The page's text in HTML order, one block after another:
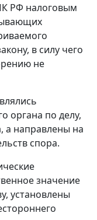
РФ налоговым
в силу чего
не
органа по делу,
а направлены на
спора.
значение
установлены